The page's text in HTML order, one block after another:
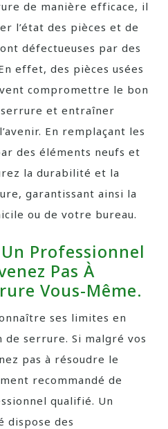
de manière efficace, il
l’état des pièces et de
défectueuses par des
effet, des pièces usées
compromettre le bon
et entraîner
En remplaçant les
des éléments neufs et
la durabilité et la
garantissant ainsi la
ou de votre bureau.
Professionnel
Pas À
Vous-Même.
ses limites en
serrure. Si malgré vos
pas à résoudre le
recommandé de
qualifié. Un
des